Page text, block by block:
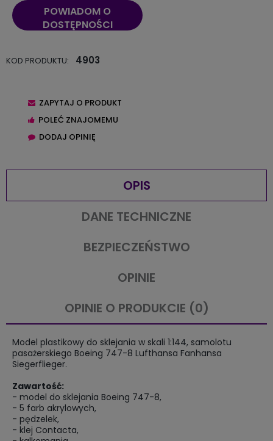
POWIADOM O
DOSTĘPNOŚCI
KOD PRODUKTU: 4903
ZAPYTAJ O PRODUKT
POLEĆ ZNAJOMEMU
DODAJ OPINIĘ
OPIS
DANE TECHNICZNE
BEZPIECZEŃSTWO
OPINIE
OPINIE O PRODUKCIE (0)
Model plastikowy do sklejania w skali 1:144, samolotu
pasażerskiego Boeing 747-8 Lufthansa Fanhansa
Siegerflieger.
Zawartość:
- model do sklejania Boeing 747-8,
- 5 farb akrylowych,
- pędzelek,
- klej Contacta,